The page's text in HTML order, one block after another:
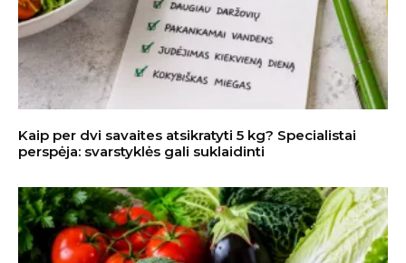
Kaip per dvi savaites atsikratyti 5 kg? Specialistai
perspėja: svarstyklės gali suklaidinti